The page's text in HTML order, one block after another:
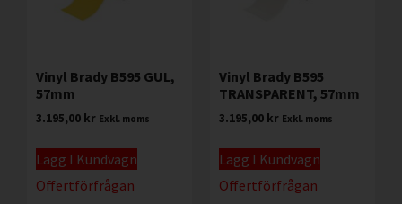
Vinyl Brady B595 GUL,
57mm
3.195,00 kr Exkl. moms
Lägg I Kundvagn
Offertförfrågan
Vinyl Brady B595
TRANSPARENT, 57mm
3.195,00 kr Exkl. moms
Lägg I Kundvagn
Offertförfrågan